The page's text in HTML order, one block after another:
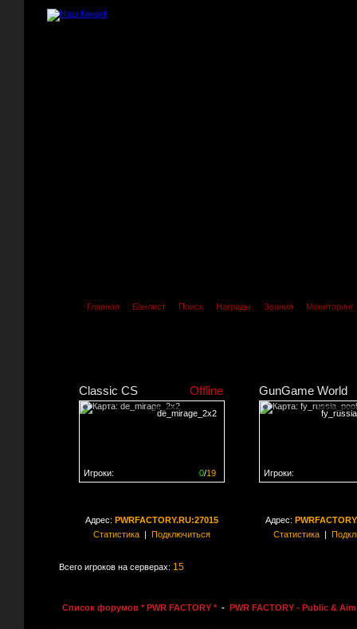
Главная Банлист Поиск Награды Звания Мониторинг
Classic CS Offline
de_mirage_2x2
0/19
Игроки:
GunGame World
Игроки:
Адрес: PWRFACTORY.RU:27015
Статистика| Подключиться
Адрес:
Статистика|
Всего игроков на серверах: 15
Список форумов * PWR FACTORY * - PWR FACTORY - Public &